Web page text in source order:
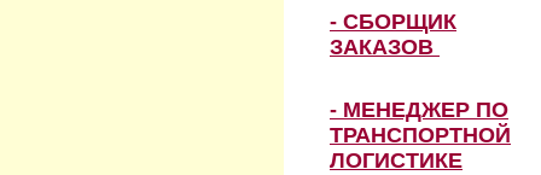
- СБОРЩИК
ЗАКАЗОВ
- МЕНЕДЖЕР ПО
ТРАНСПОРТНОЙ
ЛОГИСТИКЕ